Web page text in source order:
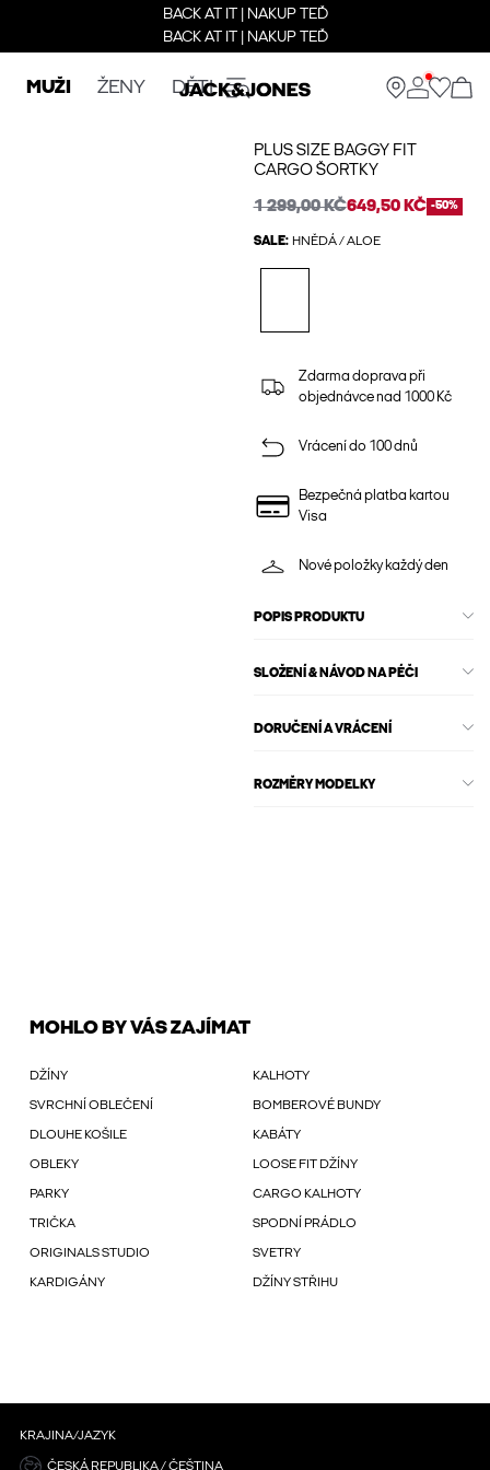
BACK AT IT | NAKUP TEĎ
BACK AT IT | NAKUP TEĎ
MUŽI ŽENY DĚTI
PLUS SIZE BAGGY FIT
CARGO ŠORTKY
1 299,00 KČ649,50 KČ -50%
SALE: HNĚDÁ / ALOE
Zdarma doprava při
objednávce nad 1000 Kč
Vrácení do 100 dnů
Bezpečná platba kartou
Visa
Nové položky každý den
POPIS PRODUKTU
SLOŽENÍ & NÁVOD NA PÉČI
DORUČENÍ A VRÁCENÍ
ROZMĚRY MODELKY
MOHLO BY VÁS ZAJÍMAT
DŽÍNY KALHOTY
SVRCHNÍ OBLEČENÍ BOMBEROVÉ BUNDY
DLOUHE KOŠILE KABÁTY
OBLEKY LOOSE FIT DŽÍNY
PARKY CARGO KALHOTY
TRIČKA SPODNÍ PRÁDLO
ORIGINALS STUDIO SVETRY
KARDIGÁNY DŽÍNY STŘIHU
KRAJINA/JAZYK
ČESKÁ REPUBLIKA / ČEŠTINA